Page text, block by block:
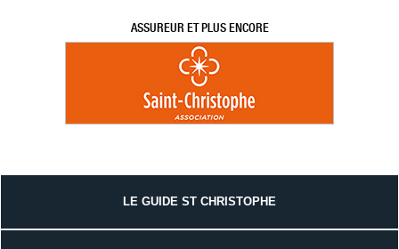
ASSUREUR ET PLUS ENCORE
LE GUIDE ST CHRISTOPHE